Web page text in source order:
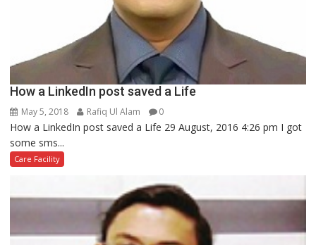
How a LinkedIn post saved a Life
May 5, 2018 Rafiq Ul Alam 0
How a LinkedIn post saved a Life 29 August, 2016 4:26 pm I got
some sms...
Care Facility